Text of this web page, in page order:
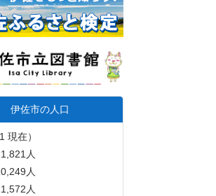
伊佐市の人口
現在）
人
人
人